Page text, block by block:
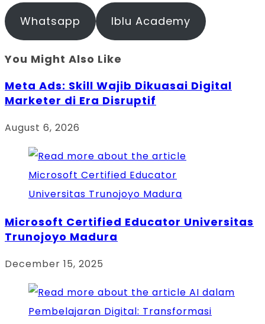
Whatsapp Iblu Academy
You Might Also Like
Meta Ads: Skill Wajib Dikuasai Digital
Marketer di Era Disruptif
August 6, 2026
Microsoft Certified Educator Universitas
Trunojoyo Madura
December 15, 2025